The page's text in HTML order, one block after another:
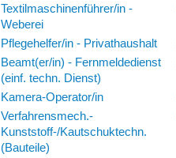
Textilmaschinenführer/in -
Weberei
Pflegehelfer/in - Privathaushalt
Beamt(er/in) - Fernmeldedienst
(einf. techn. Dienst)
Kamera-Operator/in
Verfahrensmech.-
Kunststoff-/Kautschuktechn.
(Bauteile)